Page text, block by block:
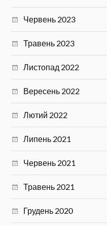
Червень 2023
Травень 2023
Листопад 2022
Вересень 2022
Лютий 2022
Липень 2021
Червень 2021
Травень 2021
Грудень 2020